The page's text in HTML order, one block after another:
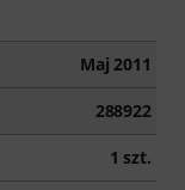
Maj 2011
288922
1 szt.